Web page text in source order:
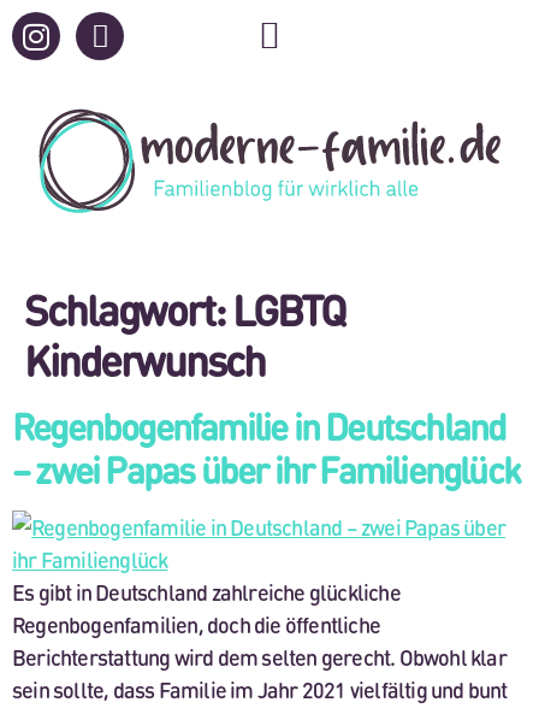
Schlagwort:LGBTQ
Kinderwunsch
Regenbogenfamilie in Deutschland
– zwei Papas über ihr Familienglück
Es gibt in Deutschland zahlreiche glückliche
Regenbogenfamilien, doch die öffentliche
Berichterstattung wird dem selten gerecht. Obwohl klar
sein sollte, dass Familie im Jahr 2021 vielfältig und bunt